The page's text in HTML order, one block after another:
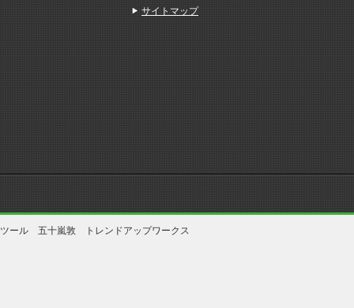
ール 五十嵐敦 トレンドアップワークス
サイトマップ